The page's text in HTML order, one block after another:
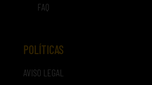
FAQ
POLÍTICAS
AVISO LEGAL